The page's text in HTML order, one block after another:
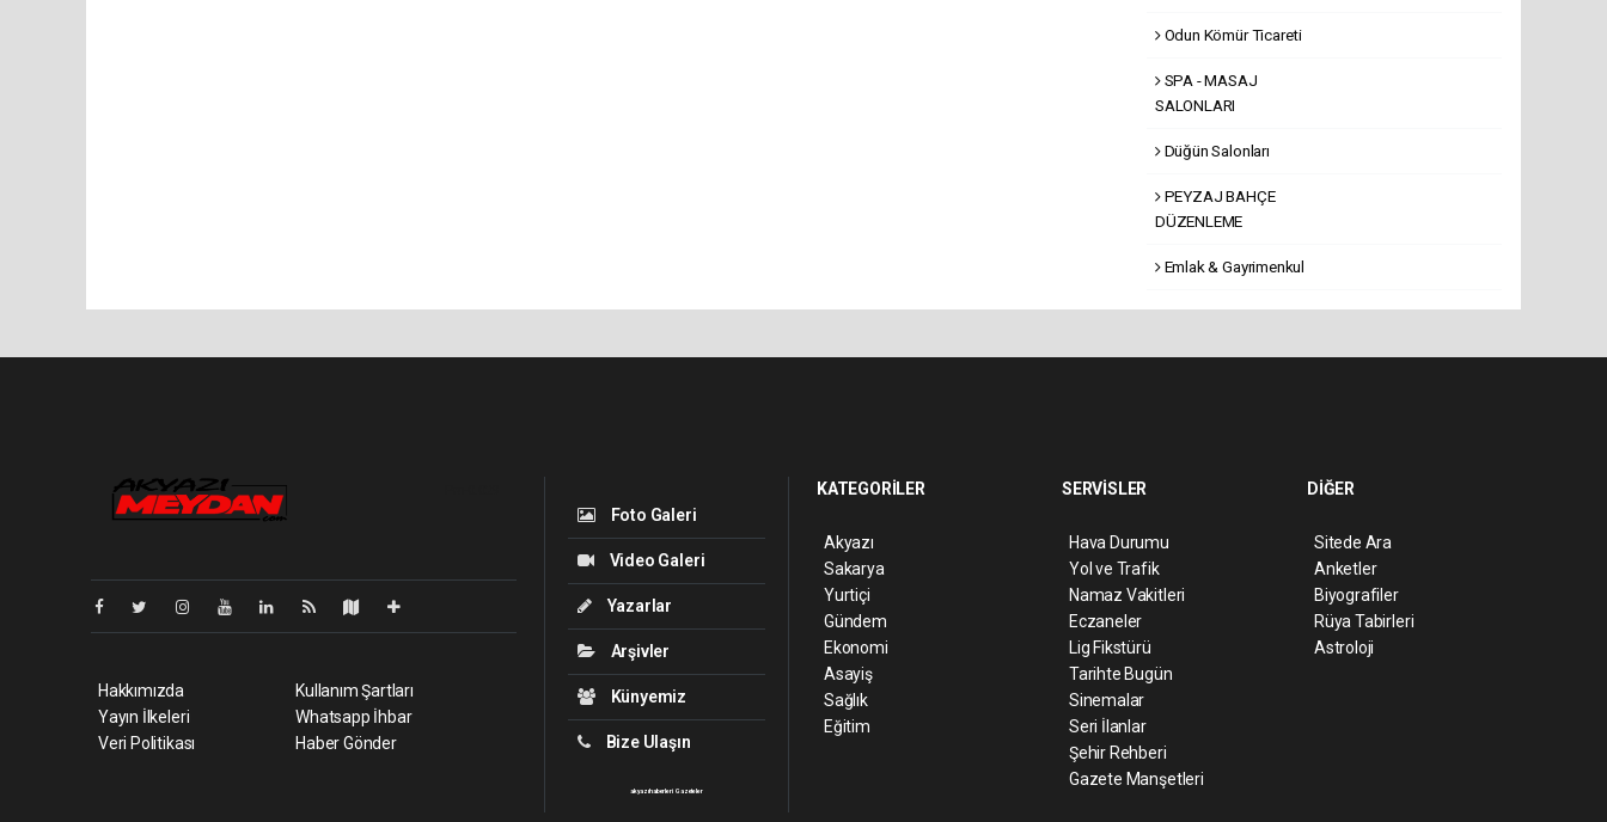
Odun Kömür Ticareti
SPA - MASAJ
SALONLARI
Düğün Salonları
PEYZAJ BAHÇE
DÜZENLEME
Emlak & Gayrimenkul
Hakkımızda
Yayın İlkeleri
Veri Politikası
Kullanım Şartları
Whatsapp İhbar
Haber Gönder
Foto Galeri
Video Galeri
Yazarlar
Arşivler
Künyemiz
Bize Ulaşın
akyazı haberleri Gazeteler
KATEGORİLER
Akyazı
Sakarya
Yurtiçi
Gündem
Ekonomi
Asayiş
Sağlık
Eğitim
SERVİSLER
Hava Durumu
Yol ve Trafik
Namaz Vakitleri
Eczaneler
Lig Fikstürü
Tarihte Bugün
Sinemalar
Seri İlanlar
Şehir Rehberi
Gazete Manşetleri
DİĞER
Sitede Ara
Anketler
Biyografiler
Rüya Tabirleri
Astroloji